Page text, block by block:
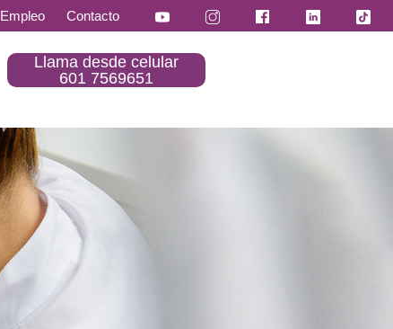
Empleo Contacto
Llama desde celular
601 7569651